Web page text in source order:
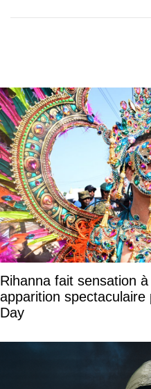
Rihanna fait sensation
apparition
Day